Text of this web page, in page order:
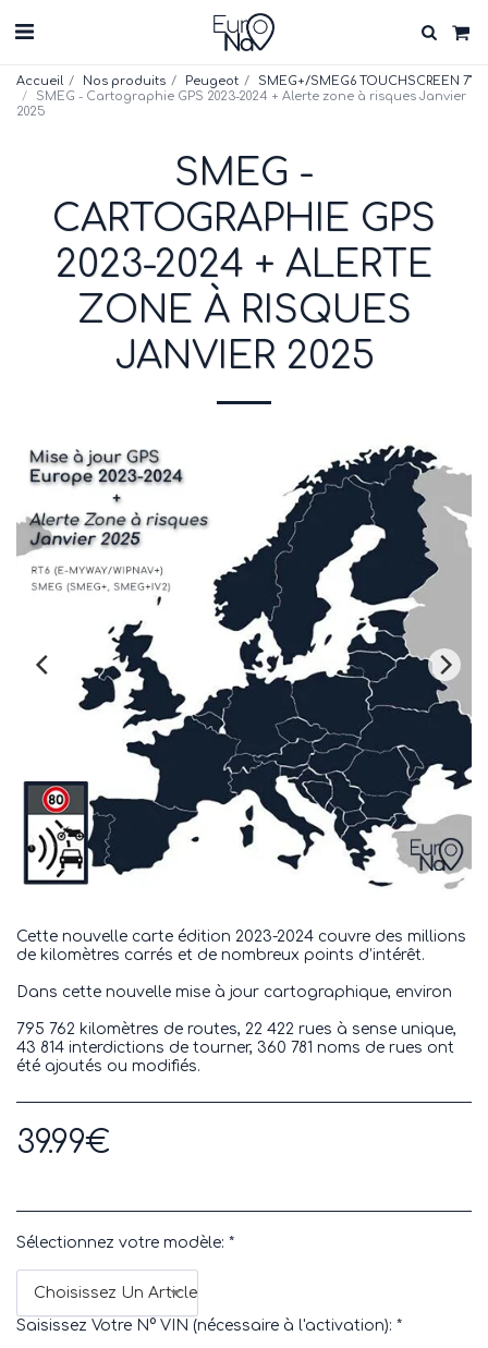
Accueil Nos produits Peugeot
SMEG+/SMEG6 TOUCHSCREEN 7"
SMEG - Cartographie GPS 2023-2024 + Alerte zone à risques Janvier
2025
SMEG -
CARTOGRAPHIE GPS
2023-2024 + ALERTE
ZONE À RISQUES
JANVIER 2025
Cette nouvelle carte édition 2023-2024 couvre des millions
de kilomètres carrés et de nombreux points d’intérêt.
Dans cette nouvelle mise à jour cartographique, environ
795 762 kilomètres de routes, 22 422 rues à sense unique,
43 814 interdictions de tourner, 360 781 noms de rues ont
été ajoutés ou modifiés.
39.99€
Sélectionnez votre modèle: *
Choisissez Un Article
Saisissez Votre N° VIN (nécessaire à l'activation): *